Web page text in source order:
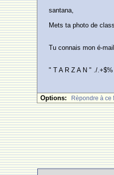
santana,
Mets ta photo de
Tu connais mon é-
" T A R Z A N " ./.+$%
Options: Rèpondre à ce